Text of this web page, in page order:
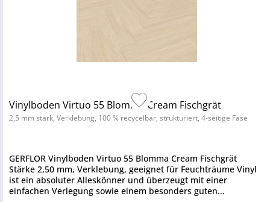
Vinylboden Virtuo 55 Blomma Cream Fischgrät
2,5 mm stark, Verklebung, 100 % recycelbar, strukturiert, 4-seitige Fase
GERFLOR Vinylboden Virtuo 55 Blomma Cream Fischgrät
Stärke 2,50 mm, Verklebung, geeignet für Feuchträume Vinyl
ist ein absoluter Alleskönner und überzeugt mit einer
einfachen Verlegung sowie einem besonders guten...